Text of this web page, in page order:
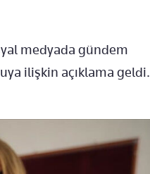
medyada gündem
ilişkin açıklama geldi.